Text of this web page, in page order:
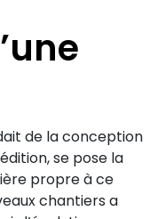
de la conception
se pose la
propre à ce
chantiers a